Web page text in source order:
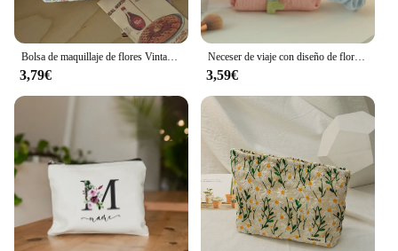
3,79€
Neceser de viaje con diseño de flor de tulipán para mujer, bolsa de cosméticos de gran capacidad, almacenamiento con cremallera, organizador de maquillaje portátil
3,59€